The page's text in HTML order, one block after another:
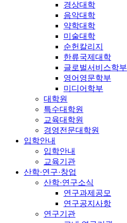
경상대학
음악대학
약학대학
미술대학
순헌칼리지
한류국제대학
글로벌서비스학부
영어영문학부
미디어학부
대학원
특수대학원
교육대학원
경영전문대학원
입학안내
입학안내
교육기관
산학·연구·창업
산학·연구소식
연구과제공모
연구공지사항
연구기관